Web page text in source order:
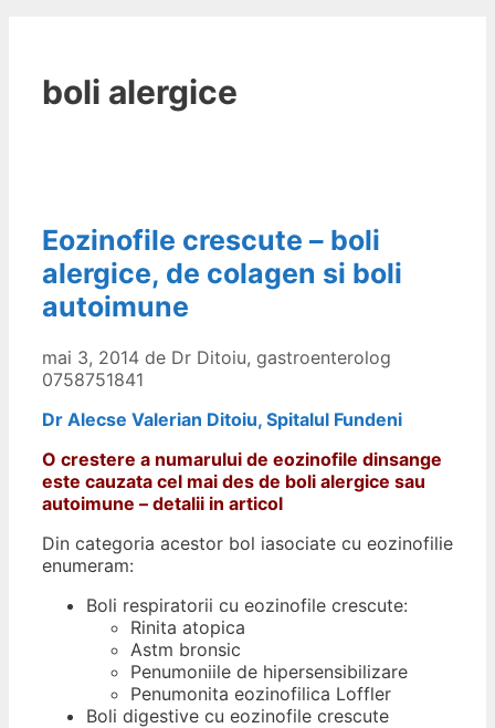
boli alergice
Eozinofile crescute – boli
alergice, de colagen si boli
autoimune
mai 3, 2014 de Dr Ditoiu, gastroenterolog
0758751841
Dr Alecse Valerian Ditoiu, Spitalul Fundeni
O crestere a numarului de eozinofile dinsange
este cauzata cel mai des de boli alergice sau
autoimune – detalii in articol
Din categoria acestor bol iasociate cu eozinofilie
enumeram:
Boli respiratorii cu eozinofile crescute:
Rinita atopica
Astm bronsic
Penumoniile de hipersensibilizare
Penumonita eozinofilica Loffler
Boli digestive cu eozinofile crescute